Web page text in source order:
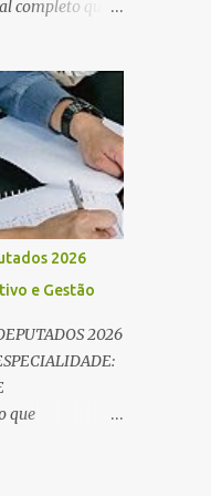
2. Revisão
completo que
cargo.
mil iniciais O
Deputados
de Analista
e Gestão) se
exigência de
o certame
salários que
que estudar
Para
Cebraspe , o
conteúdo
2026
e Gestão
2026
que